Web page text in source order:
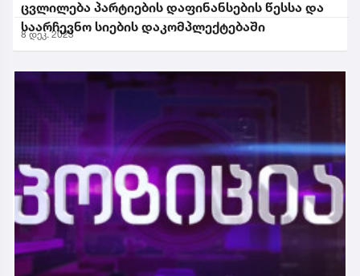
ცვლილება პარტიების დაფინანსების წესსა და
საარჩევნო სიების დაკომპლექტებაში
8 დეკ. 2023